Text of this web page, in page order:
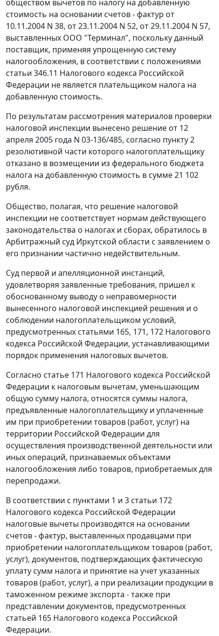
обществом вычетов по налогу на добавленную
стоимость на основании счетов - фактур от
10.11.2004 N 38, от 23.11.2004 N 52, от 29.11.2004 N 57,
выставленных ООО "Терминал", поскольку данный
поставщик, применяя упрощенную систему
налогообложения, в соответствии с положениями
статьи 346.11 Налогового кодекса Российской
Федерации не является плательщиком налога на
добавленную стоимость.
По результатам рассмотрения материалов проверки
налоговой инспекции вынесено решение от 12
апреля 2005 года N 03-136/485, согласно пункту 2
резолютивной части которого налогоплательщику
отказано в возмещении из федерального бюджета
налога на добавленную стоимость в сумме 21 102
рубля.
Общество, полагая, что решение налоговой
инспекции не соответствует нормам действующего
законодательства о налогах и сборах, обратилось в
Арбитражный суд Иркутской области с заявлением о
его признании частично недействительным.
Суд первой и апелляционной инстанций,
удовлетворяя заявленные требования, пришел к
обоснованному выводу о неправомерности
вынесенного налоговой инспекцией решения и о
соблюдении налогоплательщиком условий,
предусмотренных статьями 165, 171, 172 Налогового
кодекса Российской Федерации, устанавливающими
порядок применения налоговых вычетов.
Согласно статье 171 Налогового кодекса Российской
Федерации к налоговым вычетам, уменьшающим
общую сумму налога, относятся суммы налога,
предъявленные налогоплательщику и уплаченные
им при приобретении товаров (работ, услуг) на
территории Российской Федерации для
осуществления производственной деятельности или
иных операций, признаваемых объектами
налогообложения либо товаров, приобретаемых для
перепродажи.
В соответствии с пунктами 1 и 3 статьи 172
Налогового кодекса Российской Федерации
налоговые вычеты производятся на основании
счетов - фактур, выставленных продавцами при
приобретении налогоплательщиком товаров (работ,
услуг), документов, подтверждающих фактическую
уплату сумм налога и принятие на учет указанных
товаров (работ, услуг), а при реализации продукции в
таможенном режиме экспорта - также при
представлении документов, предусмотренных
статьей 165 Налогового кодекса Российской
Федерации.